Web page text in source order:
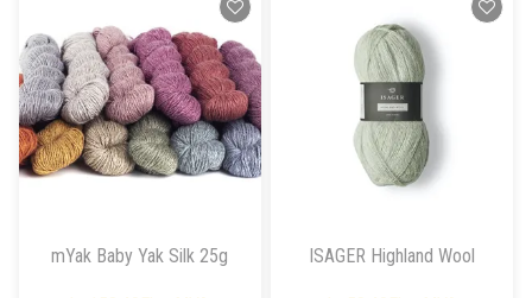
mYak Baby Yak Silk 25g ISAGER Highland Wool